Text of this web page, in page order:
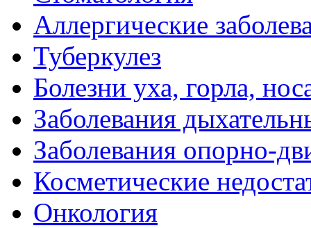
Аллергические
Туберкулез
Болезни уха, горла,
Заболевания
Заболевания опорно-
Косметические
Онкология